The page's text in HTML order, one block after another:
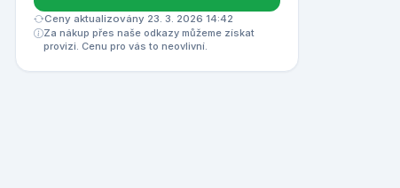
Ceny aktualizovány 23. 3. 2026 14:42
Za nákup přes naše odkazy můžeme získat
provizi. Cenu pro vás to neovlivní.